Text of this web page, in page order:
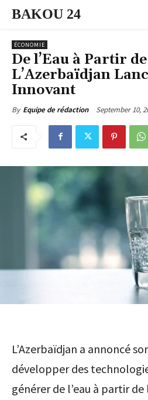
BAKOU 24
ÉCONOMIE
De l’Eau à Partir
L’Azerbaïdjan
Innovant
By Equipe de rédaction September 10,
L’Azerbaïdjan a annoncé
développer des
générer de l’eau à partir de